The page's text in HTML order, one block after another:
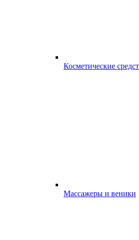
Косметические
Массажеры и веники